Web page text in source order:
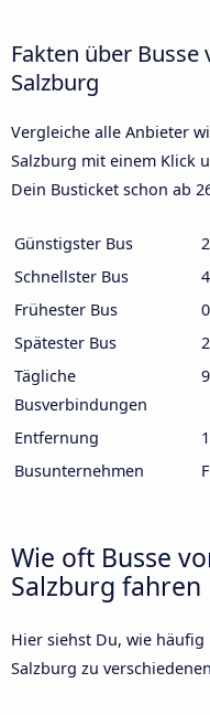
Fakten über
Salzburg
Vergleiche alle Anbieter
Salzburg mit einem Klick
Dein Busticket schon ab
Günstigster Bus
Schnellster Bus
Frühester Bus
Spätester Bus
Tägliche
Busverbindungen
Entfernung
Busunternehmen
Wie oft Busse
Salzburg fahren
Hier siehst Du, wie häufig
Salzburg zu